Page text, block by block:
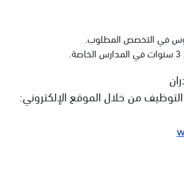
في التخصص المطلوب.
من خلال الموقع الإلكتروني: